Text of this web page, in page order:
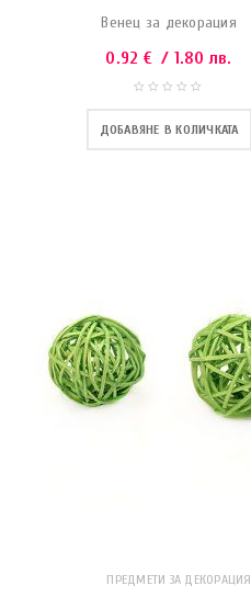
Венец за декорация
0.92 € / 1.80 лв.
ДОБАВЯНЕ В КОЛИЧКАТА
ПРЕДМЕТИ ЗА ДЕКОРАЦИЯ